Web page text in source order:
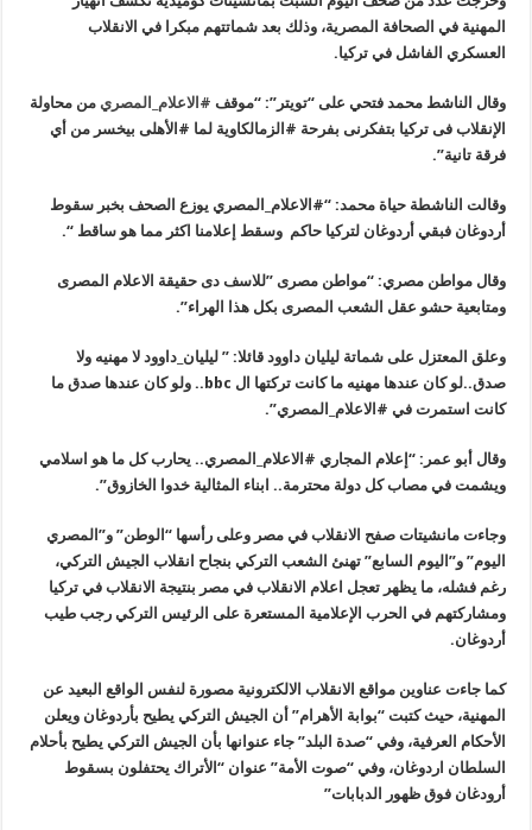
المهنية في الصحافة المصرية، وذلك بعد شماتتهم مبكرا في الانقلاب
العسكري الفاشل في تركيا.
وقال الناشط محمد فتحي على “تويتر”: “موقف #الاعلام_المصري من محاولة
الإنقلاب فى تركيا بتفكرنى بفرحة #الزمالكاوية لما #الأهلى بيخسر من أي
فرقة تانية”.
وقالت الناشطة حياة محمد: “#الاعلام_المصري يوزع الصحف بخبر سقوط
أردوغان فبقي أردوغان لتركيا حاكم وسقط إعلامنا اكثر مما هو ساقط “.
وقال مواطن مصري: “مواطن مصرى ‏”للاسف دى حقيقة الاعلام المصرى
ومتابعية حشو عقل الشعب المصرى بكل هذا الهراء”.
وعلق المعتزل على شماتة ليليان داوود قائلا: ” ليليان_داوود لا مهنيه ولا
صدق..لو كان عندها مهنيه ما كانت تركتها ال bbc .. ولو كان عندها صدق ما
كانت استمرت في #الاعلام_المصري”.
وقال أبو عمر: “إعلام المجاري #الاعلام_المصري.. يحارب كل ما هو اسلامي
ويشمت في مصاب كل دولة محترمة.. ابناء المثالية خدوا الخازوق”.
وجاءت مانشيتات صفح الانقلاب في مصر وعلى رأسها “الوطن” و”المصري
اليوم” و”اليوم السابع” تهنئ الشعب التركي بنجاح انقلاب الجيش التركي،
رغم فشله، ما يظهر تعجل اعلام الانقلاب في مصر بنتيجة الانقلاب في تركيا
ومشاركتهم في الحرب الإعلامية المستعرة على الرئيس التركي رجب طيب
أردوغان.
كما جاءت عناوين مواقع الانقلاب الالكترونية مصورة لنفس الواقع البعيد عن
المهنية، حيث كتبت “بوابة الأهرام” أن الجيش التركي يطيح بأردوغان ويعلن
الأحكام العرفية، وفي “صدة البلد” جاء عنوانها بأن الجيش التركي يطيح بأحلام
السلطان اردوغان، وفي “صوت الأمة” عنوان “الأتراك يحتفلون بسقوط
أرودغان فوق ظهور الدبابات”